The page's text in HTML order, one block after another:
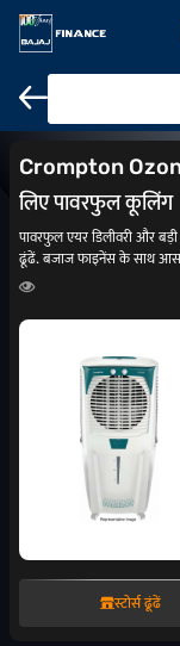
आउटडोर एयर कूलर
Crompton
लिए पावरफुल कूलिंग
पावरफुल एयर डिलीवरी और
ढूंढें. बजाज फाइनेंस के साथ
स्टोर्स ढूंढें